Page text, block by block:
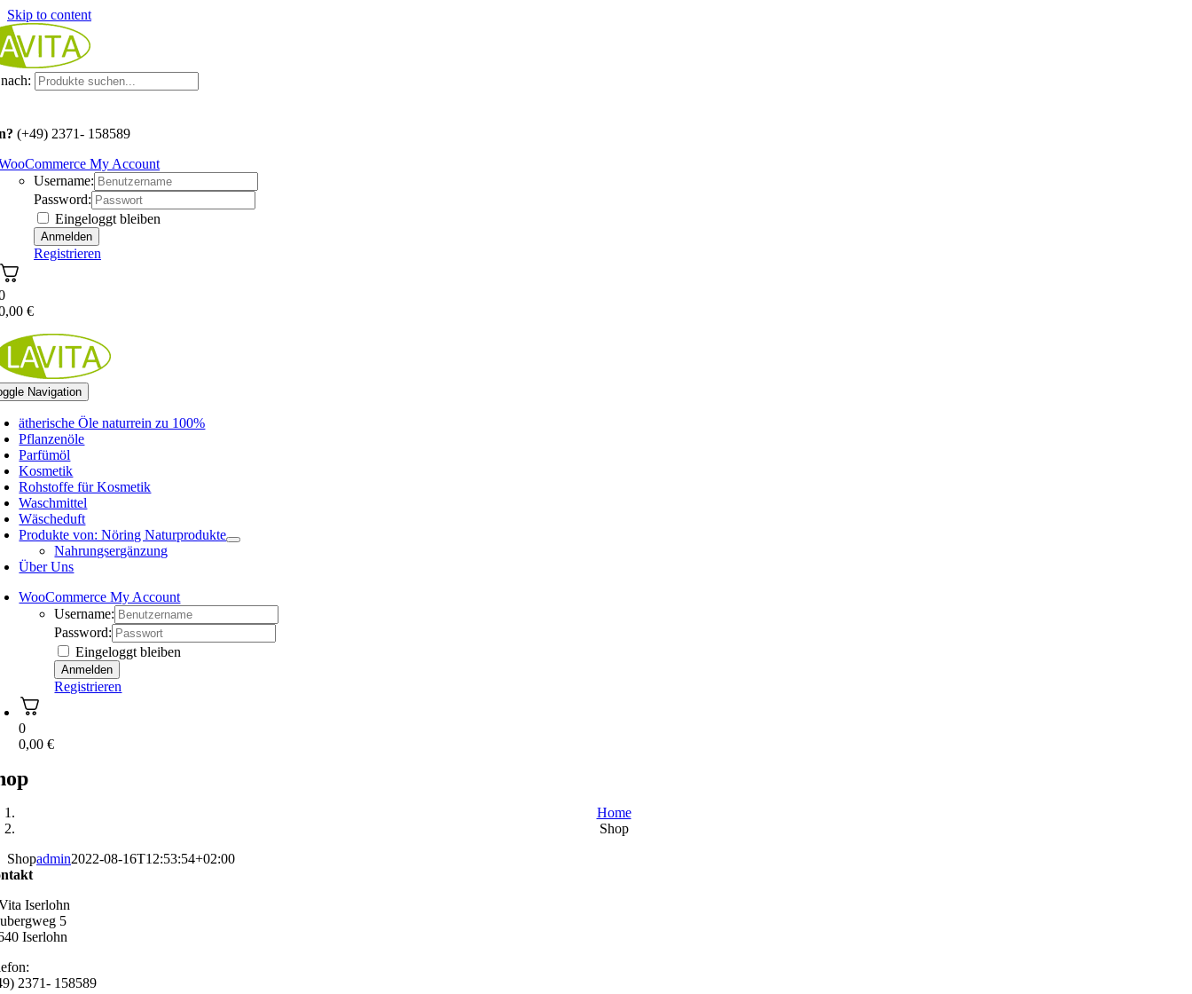
Skip to content
(+49) 2371- 158589
My Account
Username:
Password:
Eingeloggt bleiben
Registrieren
€
Navigation
ätherische Öle naturrein zu 100%
Pflanzenöle
Parfümöl
Kosmetik
Rohstoffe für Kosmetik
Waschmittel
Wäscheduft
Produkte von: Nöring Naturprodukte
Nahrungsergänzung
Über Uns
WooCommerce My Account
Username:
Password:
Eingeloggt bleiben
Registrieren
0
0,00€
Home
Shop
Shopadmin2022-08-16T12:53:54+02:00
Iserlohn
5
Iserlohn
2371- 158589